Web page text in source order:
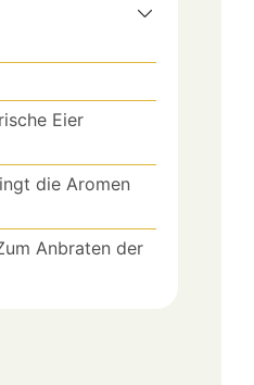
Eier
die Aromen
Anbraten der